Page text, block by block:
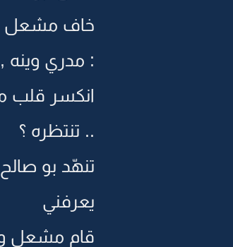
خاف مشعل :
: مدري وينه , لي 18 سنه ماشفته , امه خذته ,,, وقالت
انكسر قلب
.. تنتظره ؟
تنهّد بو
يعرفني
قام مشعل